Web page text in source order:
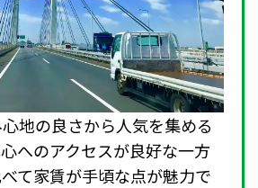
地の良さから人気を集める
へのアクセスが良好な一方
て家賃が手頃な点が魅力で